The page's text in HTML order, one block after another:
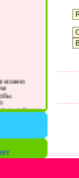
можно
или войти со